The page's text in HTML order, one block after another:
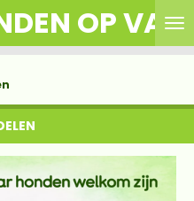
OP